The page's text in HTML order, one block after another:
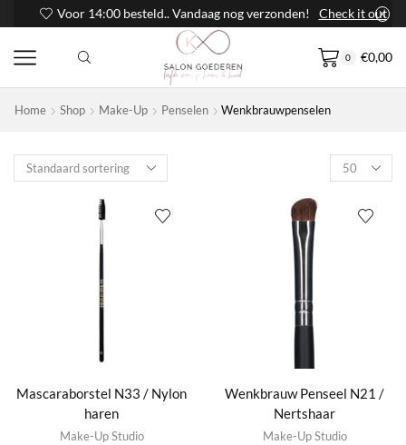
Voor 14:00 besteld.. Vandaag nog verzonden! Check it out
0 €0,00
Home Shop Make-Up Penselen Wenkbrauwpenselen
Products
per
Mascaraborstel N33 / Nylon
haren
Make-Up Studio
Wenkbrauw Penseel N21 /
Nertshaar
Make-Up Studio